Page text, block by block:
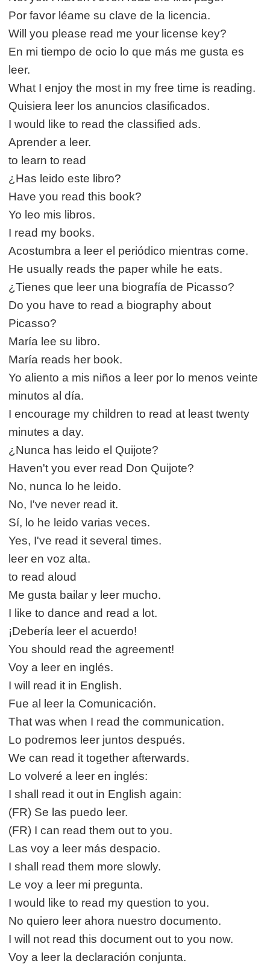
Por favor léame su clave de la licencia.
Will you please read me your license key?
En mi tiempo de ocio lo que más me gusta es
leer.
What I enjoy the most in my free time is reading.
Quisiera leer los anuncios clasificados.
I would like to read the classified ads.
Aprender a leer.
to learn to read
¿Has leido este libro?
Have you read this book?
Yo leo mis libros.
I read my books.
Acostumbra a leer el periódico mientras come.
He usually reads the paper while he eats.
¿Tienes que leer una biografía de Picasso?
Do you have to read a biography about
Picasso?
María lee su libro.
María reads her book.
Yo aliento a mis niños a leer por lo menos veinte
minutos al día.
I encourage my children to read at least twenty
minutes a day.
¿Nunca has leido el Quijote?
Haven't you ever read Don Quijote?
No, nunca lo he leido.
No, I've never read it.
Sí, lo he leido varias veces.
Yes, I've read it several times.
leer en voz alta.
to read aloud
Me gusta bailar y leer mucho.
I like to dance and read a lot.
¡Debería leer el acuerdo!
You should read the agreement!
Voy a leer en inglés.
I will read it in English.
Fue al leer la Comunicación.
That was when I read the communication.
Lo podremos leer juntos después.
We can read it together afterwards.
Lo volveré a leer en inglés:
I shall read it out in English again:
(FR) Se las puedo leer.
(FR) I can read them out to you.
Las voy a leer más despacio.
I shall read them more slowly.
Le voy a leer mi pregunta.
I would like to read my question to you.
No quiero leer ahora nuestro documento.
I will not read this document out to you now.
Voy a leer la declaración conjunta.